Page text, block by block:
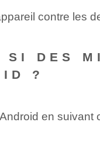
contre les
DES
?
en suivant